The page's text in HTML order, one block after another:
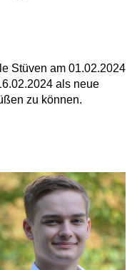
Stüven am 01.02.2024
als neue
zu können.